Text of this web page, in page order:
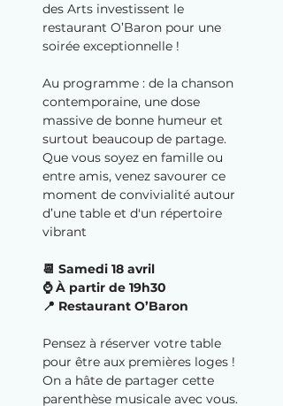
des Arts investissent le
restaurant O’Baron pour une
soirée exceptionnelle !
Au programme : de la chanson
contemporaine, une dose
massive de bonne humeur et
surtout beaucoup de partage.
Que vous soyez en famille ou
entre amis, venez savourer ce
moment de convivialité autour
d’une table et d'un répertoire
vibrant
📆 Samedi 18 avril
⌚️ À partir de 19h30
📍 Restaurant O’Baron
Pensez à réserver votre table
pour être aux premières loges !
On a hâte de partager cette
parenthèse musicale avec vous.